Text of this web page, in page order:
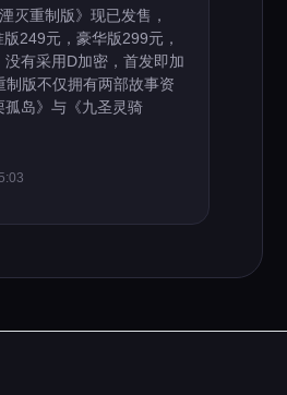
灭重制版》现已发售，
249元，豪华版299元，
没有采用D加密，首发即加
制版不仅拥有两部故事资
岛》与《九圣灵骑